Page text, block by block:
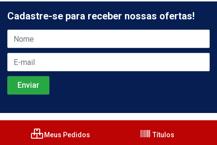
Cadastre-se para receber nossas ofertas!
Meus Pedidos Títulos